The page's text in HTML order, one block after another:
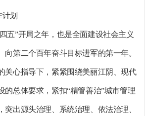
划
五”开局之年，也是全面建设社会主义
向第二个百年奋斗目标进军的第一年。
关心指导下，紧紧围绕美丽江阴、现代
的总体要求， 紧扣“精管善治”城市管理
突出源头治理、系统治理、依法治理、